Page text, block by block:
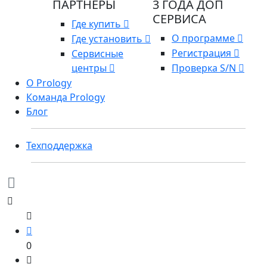
ПАРТНЕРЫ
Где купить
Где установить
Сервисные
центры
3 ГОДА ДОП
СЕРВИСА
О программе
Регистрация
Проверка S/N
О Prology
Команда Prology
Блог
Техподдержка
0